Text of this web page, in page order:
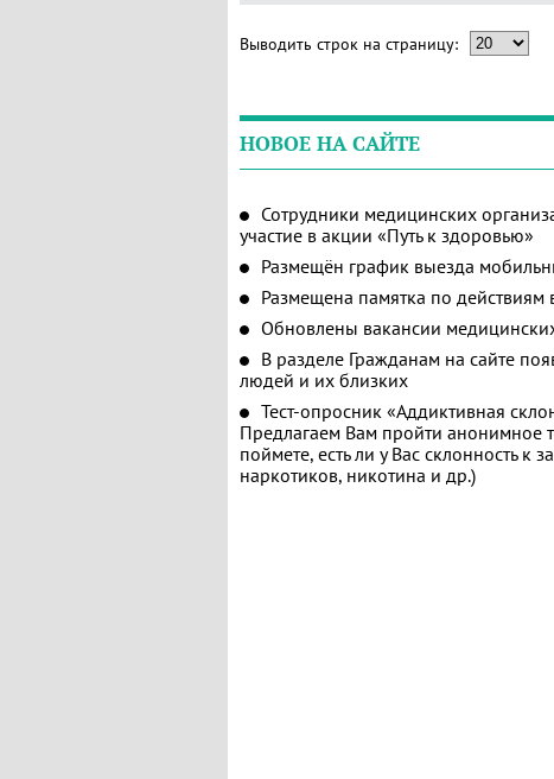
Выводить строк на страницу:
НОВОЕ НА САЙТЕ
Сотрудники медицинских
участие в акции «Путь к здоровью»
Размещён график выезда
Размещена памятка по действиям
Обновлены вакансии
В разделе Гражданам на сайте
людей и их близких
Тест-опросник «Аддиктивная
Предлагаем Вам пройти анонимное
поймете, есть ли у Вас склонность к
наркотиков, никотина и др.)